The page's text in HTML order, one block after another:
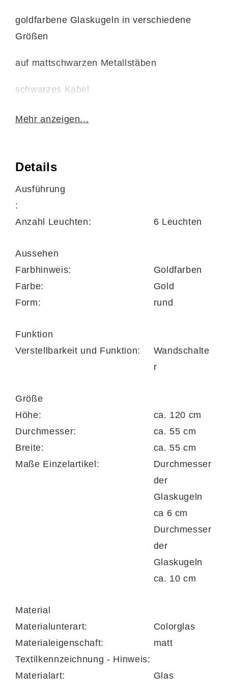
goldfarbene Glaskugeln in verschiedene
Größen
auf mattschwarzen Metallstäben
schwarzes Kabel
Maße
Durchmesser ca. 55 cm
24 Glaskugeln mit Durchmesser von ca. 6
24 Glaskugeln mit Durchmesser von ca. 10
cm
Höhe ca. 120 cm
E14 Sockel
Schutzgrad IP20, Schutzklasse 1
Mehr anzeigen...
Details
Ausführung
:
Anzahl Leuchten:
6 Leuchten
Aussehen
Farbhinweis:
Goldfarben
Farbe:
Gold
Form:
rund
Funktion
Verstellbarkeit und Funktion:
Wandschalte
r
Größe
Höhe:
ca. 120 cm
Durchmesser:
ca. 55 cm
Breite:
ca. 55 cm
Maße Einzelartikel:
Durchmesser
der
Glaskugeln
ca 6 cm
Durchmesser
der
Glaskugeln
ca. 10 cm
Material
Materialunterart:
Colorglas
Materialeigenschaft:
matt
Textilkennzeichnung - Hinweis:
Materialart:
Glas